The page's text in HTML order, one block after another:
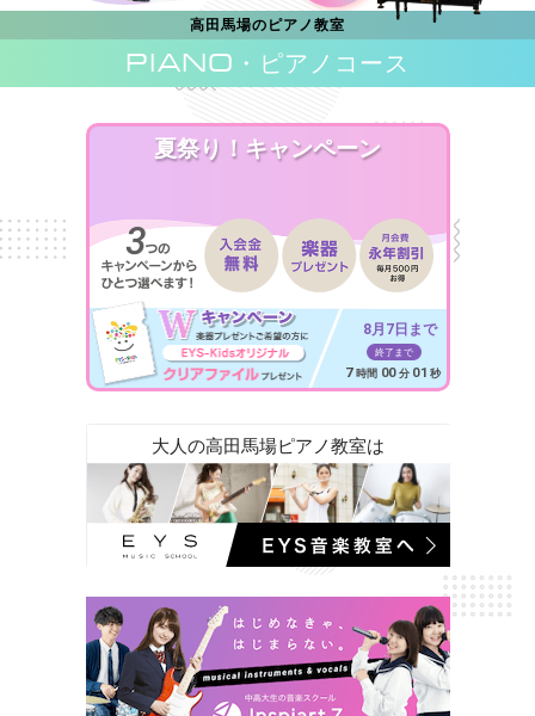
高田馬場のピアノ教室
PIANO ・ピアノコース
夏祭り！キャンペーン
8月7日まで
終了まで
6 時間 59 分 59 秒
大人の高田馬場ピアノ教室は